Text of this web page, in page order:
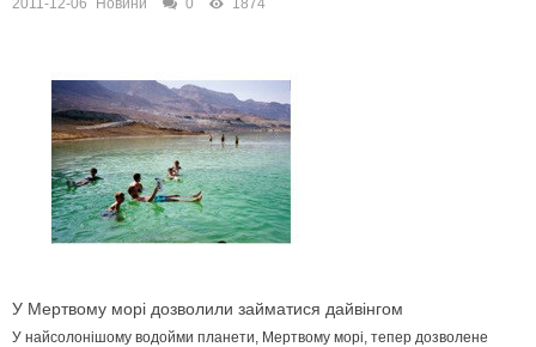
2011-12-06
Новини 0 1874
У Мертвому морі дозволили займатися дайвінгом
У найсолонішому водойми планети, Мертвому морі, тепер дозволене